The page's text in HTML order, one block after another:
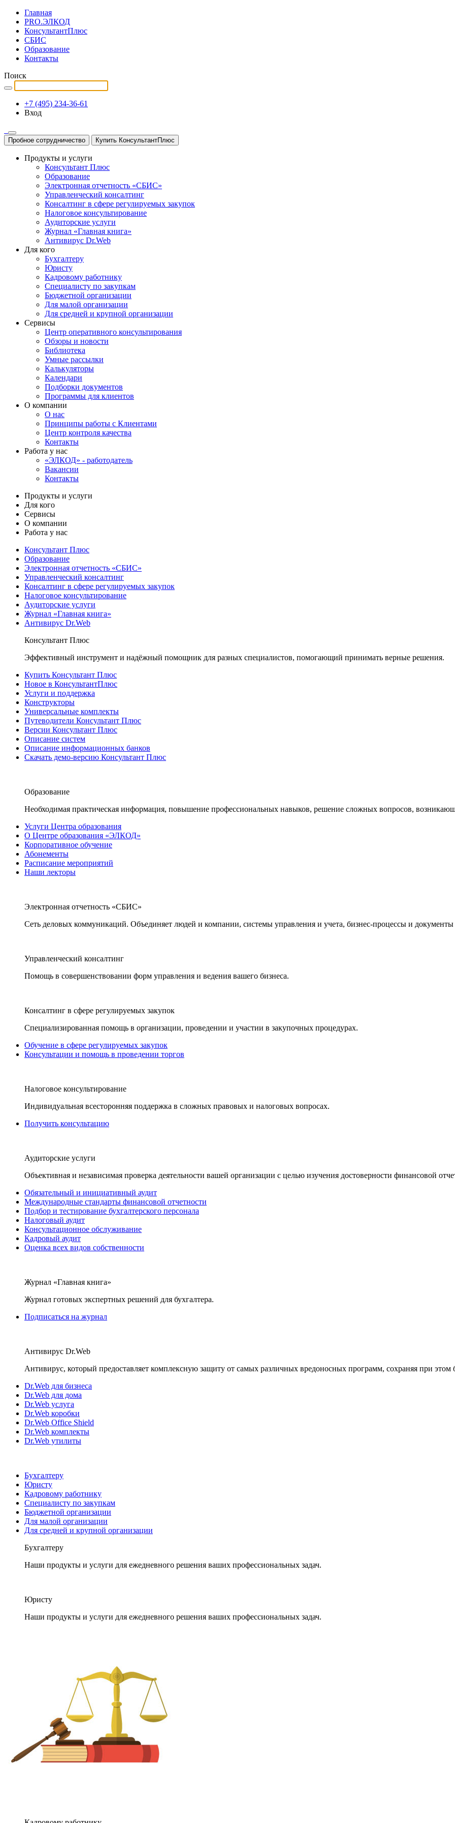
Главная
PRO.ЭЛКОД
КонсультантПлюс
СБИС
Образование
Контакты
Поиск
+7 (495) 234-36-61
Вход
Пробное сотрудничество Купить КонсультантПлюс
Продукты и услуги
Консультант Плюс
Образование
Электронная отчетность «СБИС»
Управленческий консалтинг
Консалтинг в сфере регулируемых закупок
Налоговое консультирование
Аудиторские услуги
Журнал «Главная книга»
Антивирус Dr.Web
Для кого
Бухгалтеру
Юристу
Кадровому работнику
Специалисту по закупкам
Бюджетной организации
Для малой организации
Для средней и крупной организации
Сервисы
Центр оперативного консультирования
Обзоры и новости
Библиотека
Умные рассылки
Калькуляторы
Календари
Подборки документов
Программы для клиентов
О компании
О нас
Принципы работы с Клиентами
Центр контроля качества
Контакты
Работа у нас
«ЭЛКОД» - работодатель
Вакансии
Контакты
Продукты и услуги
Для кого
Сервисы
О компании
Работа у нас
Консультант Плюс
Образование
Электронная отчетность «СБИС»
Управленческий консалтинг
Консалтинг в сфере регулируемых закупок
Налоговое консультирование
Аудиторские услуги
Журнал «Главная книга»
Антивирус Dr.Web
Консультант Плюс
Эффективный инструмент и надёжный помощник для разных специалистов, помогающий принимать верные решения.
Купить Консультант Плюс
Новое в КонсультантПлюс
Услуги и поддержка
Конструкторы
Универсальные комплекты
Путеводители Консультант Плюс
Версии Консультант Плюс
Описание систем
Описание информационных банков
Скачать демо-версию Консультант Плюс
Образование
Необходимая практическая информация, повышение профессиональных навыков, решение сложных вопросов,
Услуги Центра образования
О Центре образования «ЭЛКОД»
Корпоративное обучение
Абонементы
Расписание мероприятий
Наши лекторы
Электронная отчетность «СБИС»
Сеть деловых коммуникаций. Объединяет людей и компании, системы управления и учета, бизнес-процессы и документы
Управленческий консалтинг
Помощь в совершенствовании форм управления и ведения вашего бизнеса.
Консалтинг в сфере регулируемых закупок
Специализированная помощь в организации, проведении и участии в закупочных процедурах.
Обучение в сфере регулируемых закупок
Консультации и помощь в проведении торгов
Налоговое консультирование
Индивидуальная всесторонняя поддержка в сложных правовых и налоговых вопросах.
Получить консультацию
Аудиторские услуги
Объективная и независимая проверка деятельности вашей организации с целью изучения достоверности финансовой
Обязательный и инициативный аудит
Международные стандарты финансовой отчетности
Подбор и тестирование бухгалтерского персонала
Налоговый аудит
Консультационное обслуживание
Кадровый аудит
Оценка всех видов собственности
Журнал «Главная книга»
Журнал готовых экспертных решений для бухгалтера.
Подписаться на журнал
Антивирус Dr.Web
Антивирус, который предоставляет комплексную защиту от самых различных вредоносных программ, сохраняя при этом
Dr.Web для бизнеса
Dr.Web для дома
Dr.Web услуга
Dr.Web коробки
Dr.Web Office Shield
Dr.Web комплекты
Dr.Web утилиты
Бухгалтеру
Юристу
Кадровому работнику
Специалисту по закупкам
Бюджетной организации
Для малой организации
Для средней и крупной организации
Бухгалтеру
Наши продукты и услуги для ежедневного решения ваших профессиональных задач.
Юристу
Наши продукты и услуги для ежедневного решения ваших профессиональных задач.